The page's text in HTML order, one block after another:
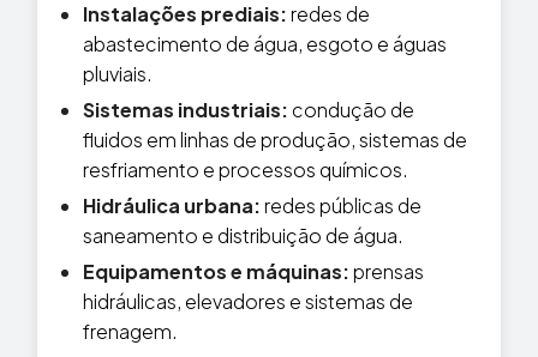
Instalações prediais:redes de
abastecimento de água, esgoto e águas
pluviais.
Sistemas industriais: condução de
fluidos em linhas de produção, sistemas de
resfriamento e processos químicos.
Hidráulica urbana:redes públicas de
saneamento e distribuição de água.
Equipamentos e máquinas:prensas
hidráulicas, elevadores e sistemas de
frenagem.